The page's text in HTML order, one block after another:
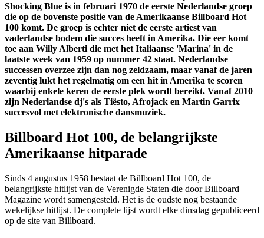
Shocking Blue is in februari 1970 de eerste Nederlandse groep
die op de bovenste positie van de Amerikaanse Billboard Hot
100 komt. De groep is echter niet de eerste artiest van
vaderlandse bodem die succes heeft in Amerika. Die eer komt
toe aan Willy Alberti die met het Italiaanse 'Marina' in de
laatste week van 1959 op nummer 42 staat. Nederlandse
successen overzee zijn dan nog zeldzaam, maar vanaf de jaren
zeventig lukt het regelmatig om een hit in Amerika te scoren
waarbij enkele keren de eerste plek wordt bereikt. Vanaf 2010
zijn Nederlandse dj's als Tiësto, Afrojack en Martin Garrix
succesvol met elektronische dansmuziek.
Billboard Hot 100, de belangrijkste
Amerikaanse hitparade
Sinds 4 augustus 1958 bestaat de Billboard Hot 100, de
belangrijkste hitlijst van de Verenigde Staten die door Billboard
Magazine wordt samengesteld. Het is de oudste nog bestaande
wekelijkse hitlijst. De complete lijst wordt elke dinsdag gepubliceerd
op de site van Billboard.